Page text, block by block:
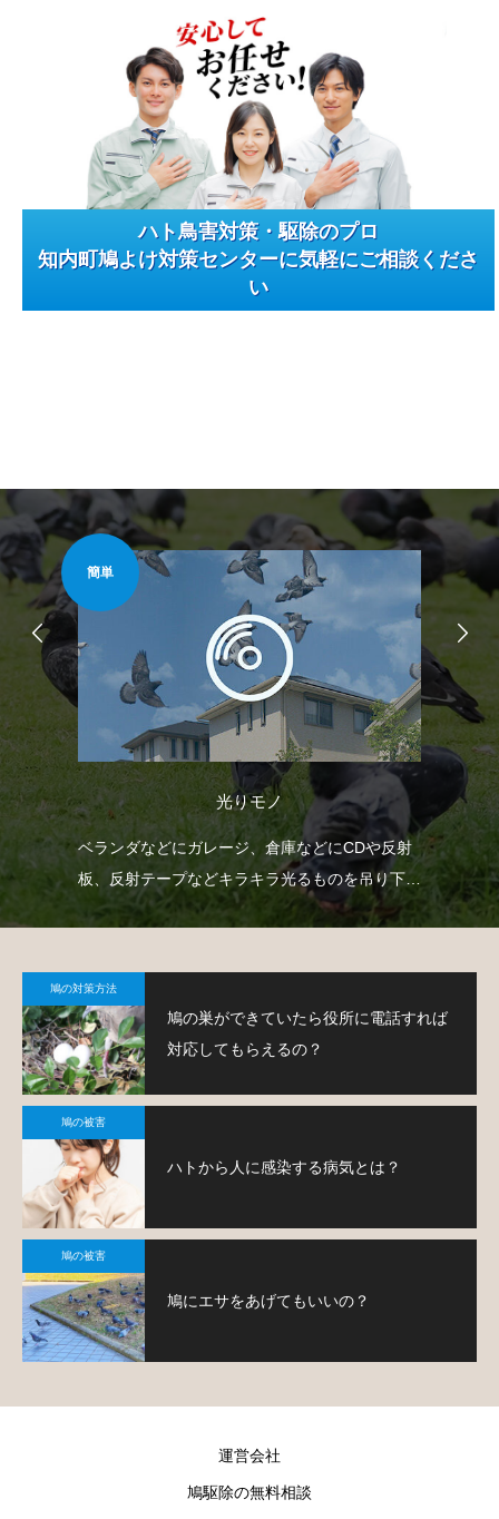
ハト鳥害対策・駆除のプロ
知内町鳩よけ対策センターに気軽にご相談くださ
い
簡単
光りモノ
ベランダなどにガレージ、倉庫などにCDや反射
板、反射テープなどキラキラ光るものを吊り下げ
て、鳩を寄り付きにくくするという方法です。
鳩の対策方法
鳩の巣ができていたら役所に電話すれば
対応してもらえるの？
鳩の被害
ハトから人に感染する病気とは？
鳩の被害
鳩にエサをあげてもいいの？
運営会社
鳩駆除の無料相談